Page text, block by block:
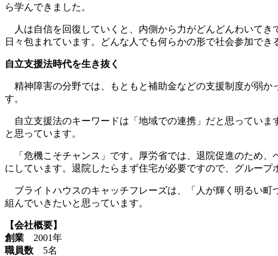
ら学んできました。
人は自信を回復していくと、内側から力がどんどんわいてき
日々包まれています。どんな人でも何らかの形で社会参加で
自立支援法時代を生き抜く
精神障害の分野では、もともと補助金などの支援制度が弱か
す。
自立支援法のキーワードは「地域での連携」だと思っていま
と思っています。
「危機こそチャンス」です。厚労省では、退院促進のため、
にしています。退院したらまず住宅が必要ですので、グルー
ブライトハウスのキャッチフレーズは、「人が輝く明るい町
組んでいきたいと思っています。
【会社概要】
創業 2001年
職員数 5名